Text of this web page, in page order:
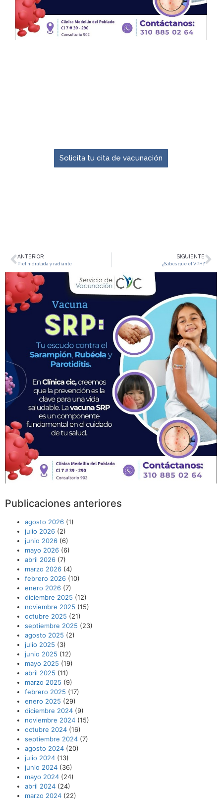
Solicita tu cita de vacunación
ANTERIOR
Piel hidratada y radiante
SIGUIENTE
¿Sabes que el VPH?
Publicaciones anteriores
agosto 2026 (1)
julio 2026 (2)
junio 2026 (6)
mayo 2026 (6)
abril 2026 (7)
marzo 2026 (4)
febrero 2026 (10)
enero 2026 (7)
diciembre 2025 (12)
noviembre 2025 (15)
octubre 2025 (21)
septiembre 2025 (23)
agosto 2025 (2)
julio 2025 (3)
junio 2025 (12)
mayo 2025 (19)
abril 2025 (11)
marzo 2025 (9)
febrero 2025 (17)
enero 2025 (29)
diciembre 2024 (9)
noviembre 2024 (15)
octubre 2024 (16)
septiembre 2024 (7)
agosto 2024 (20)
julio 2024 (13)
junio 2024 (36)
mayo 2024 (24)
abril 2024 (24)
marzo 2024 (22)